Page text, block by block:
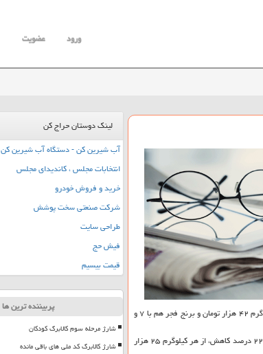
ورود عضویت
کن به نقل از ایسنا و بنابر اعلام سایت شهر؛ قیمت برنج ندا با ۹ و نیم درصد کاهش، از هر کیلوگرم ۴۶ هزار تومان به هر کیلوگرم ۴۲ هزار تومان و برنج فجر هم با ۷ و
بر طبق این گزارش، قیمت برنج هندی با ۳۰ درصد کاهش، از هر کیلوگرم ۲۴ هزار تومان به هر کیلوگرم ۱۸۵۰۰ تومان و برنج پاکستانی هم با ۲۲ درصد کاهش، از هر کیلوگرم ۲۵ هزار
لینک دوستان حراج کن
آب شیرین کن - دستگاه آب شیرین کن
انتخابات مجلس ، کاندیدای مجلس
خرید و فروش خودرو
شرکت صنعتی سخت پوشش
طراحی سایت
فیش حج
قیمت بیسیم
پربیننده ترین ها
شارژ مرحله سوم کالابرگ کودکان
شارژ کالابرگ کد ملی های باقی مانده